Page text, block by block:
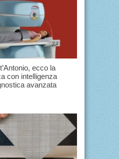
ecco la
con intelligenza
avanzata